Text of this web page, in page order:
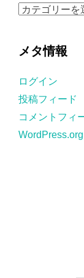
ブ
カ
ー
メタ情報
ログイン
投稿フィード
コメントフィ
WordPress.org